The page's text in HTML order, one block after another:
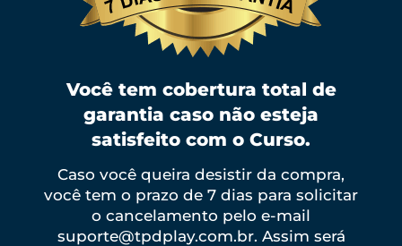
Você tem cobertura total de
garantia caso não esteja
satisfeito com o Curso.
Caso você queira desistir da compra,
você tem o prazo de 7 dias para solicitar
o cancelamento pelo e-mail
suporte@tpdplay.com.br. Assim será